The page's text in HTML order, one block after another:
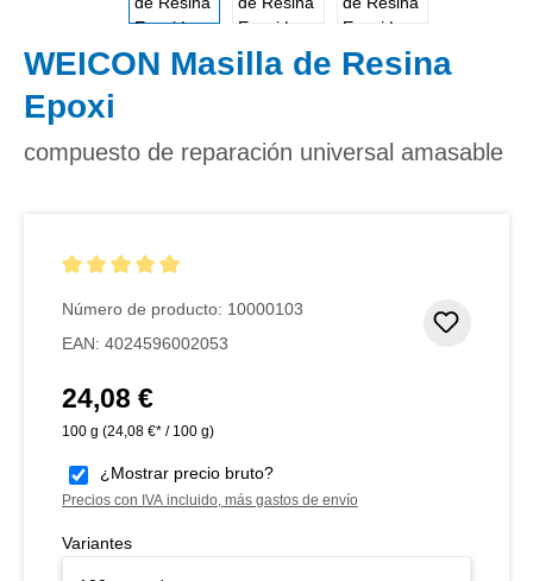
WEICON Masilla de Resina
Epoxi
compuesto de reparación universal amasable
Número de producto: 10000103
EAN: 4024596002053
Precio normal:
24,08 €
100 g (24,08 €* / 100 g)
¿Mostrar precio bruto?
Precios con IVA incluido, más gastos de envío
Variantes